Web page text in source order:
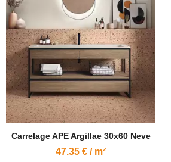
Carrelage APE Argillae 30x60 Neve
47.35 € / m²